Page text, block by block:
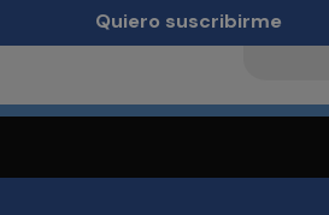
Quiero suscribirme